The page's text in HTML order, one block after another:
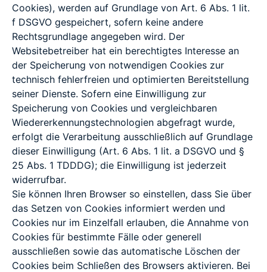
Cookies), werden auf Grundlage von Art. 6 Abs. 1 lit.
f DSGVO gespeichert, sofern keine andere
Rechtsgrundlage angegeben wird. Der
Websitebetreiber hat ein berechtigtes Interesse an
der Speicherung von notwendigen Cookies zur
technisch fehlerfreien und optimierten Bereitstellung
seiner Dienste. Sofern eine Einwilligung zur
Speicherung von Cookies und vergleichbaren
Wiedererkennungstechnologien abgefragt wurde,
erfolgt die Verarbeitung ausschließlich auf Grundlage
dieser Einwilligung (Art. 6 Abs. 1 lit. a DSGVO und §
25 Abs. 1 TDDDG); die Einwilligung ist jederzeit
widerrufbar.
Sie können Ihren Browser so einstellen, dass Sie über
das Setzen von Cookies informiert werden und
Cookies nur im Einzelfall erlauben, die Annahme von
Cookies für bestimmte Fälle oder generell
ausschließen sowie das automatische Löschen der
Cookies beim Schließen des Browsers aktivieren. Bei